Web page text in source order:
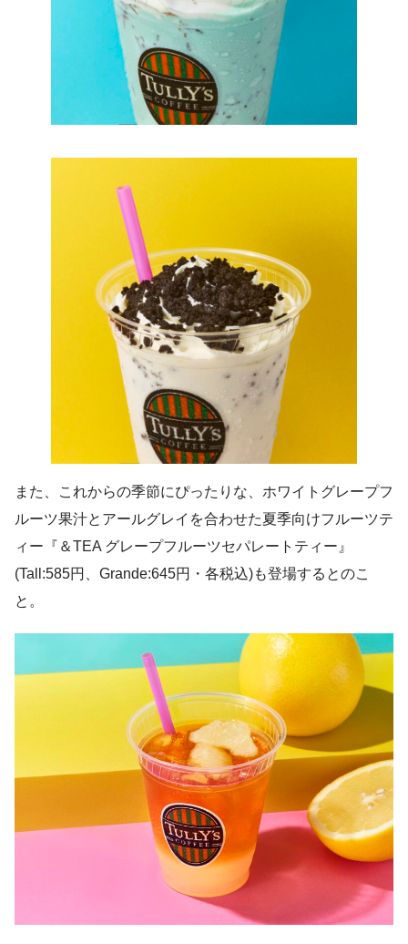
また、これからの季節にぴったりな、ホワイトグレープフ
ルーツ果汁とアールグレイを合わせた夏季向けフルーツテ
ィー『＆TEA グレープフルーツセパレートティー』
(Tall:585円、Grande:645円・各税込)も登場するとのこ
と。